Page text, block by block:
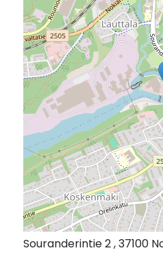
Souranderintie 2 , 37100